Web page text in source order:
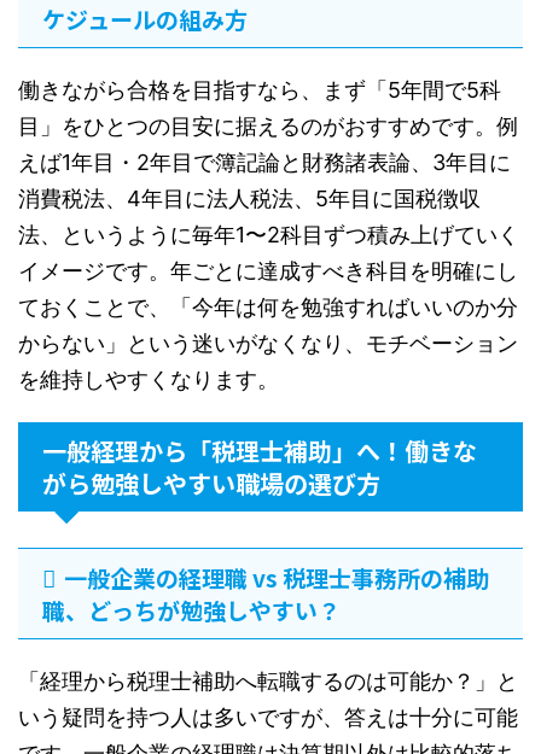
ケジュールの組み方
働きながら合格を目指すなら、まず「5年間で5科
目」をひとつの目安に据えるのがおすすめです。例
えば1年目・2年目で簿記論と財務諸表論、3年目に
消費税法、4年目に法人税法、5年目に国税徴収
法、というように毎年1〜2科目ずつ積み上げていく
イメージです。年ごとに達成すべき科目を明確にし
ておくことで、「今年は何を勉強すればいいのか分
からない」という迷いがなくなり、モチベーション
を維持しやすくなります。
一般経理から「税理士補助」へ！働きな
がら勉強しやすい職場の選び方
一般企業の経理職 vs 税理士事務所の補助
職、どっちが勉強しやすい？
「経理から税理士補助へ転職するのは可能か？」と
いう疑問を持つ人は多いですが、答えは十分に可能